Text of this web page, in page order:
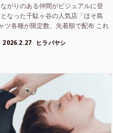
がりのある仲間がビジュアルに登
なった千駄ヶ谷の人気店「ほそ島
ツ各種が限定数、先着順で配布 これ
2026.2.27 ヒラバヤシ